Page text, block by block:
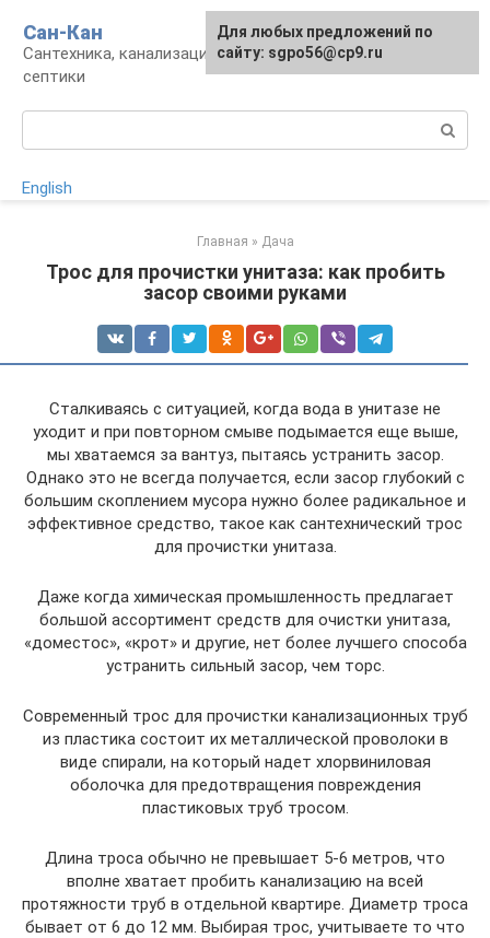
контенту
Сан-Кан
Сантехника, канализация, водопровод,
септики
English
Главная » Дача
Трос для прочистки унитаза: как пробить
засор своими руками
Сталкиваясь с ситуацией, когда вода в унитазе не
уходит и при повторном смыве подымается еще выше,
мы хватаемся за вантуз, пытаясь устранить засор.
Однако это не всегда получается, если засор глубокий с
большим скоплением мусора нужно более радикальное и
эффективное средство, такое как сантехнический трос
для прочистки унитаза.
Даже когда химическая промышленность предлагает
большой ассортимент средств для очистки унитаза,
«доместос», «крот» и другие, нет более лучшего способа
устранить сильный засор, чем торс.
Современный трос для прочистки канализационных труб
из пластика состоит их металлической проволоки в
виде спирали, на который надет хлорвиниловая
оболочка для предотвращения повреждения
пластиковых труб тросом.
Длина троса обычно не превышает 5-6 метров, что
вполне хватает пробить канализацию на всей
протяжности труб в отдельной квартире. Диаметр троса
бывает от 6 до 12 мм. Выбирая трос, учитываете то что
Для любых предложений по
сайту: sgpo56@cp9.ru